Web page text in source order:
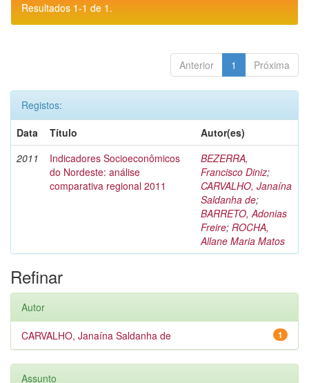
Resultados 1-1 de 1.
Anterior 1 Próxima
Registos:
Data
Título
Autor(es)
2011
Indicadores Socioeconômicos
do Nordeste: análise
comparativa regional 2011
BEZERRA,
Francisco Diniz;
CARVALHO, Janaína
Saldanha de;
BARRETO, Adonias
Freire; ROCHA,
Allane Maria Matos
Refinar
Autor
1
CARVALHO, Janaína Saldanha de
Assunto